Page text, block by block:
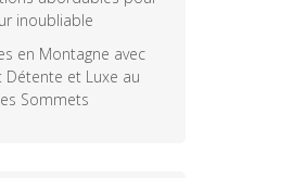
inoubliable
en Montagne avec
Détente et Luxe au
Sommets